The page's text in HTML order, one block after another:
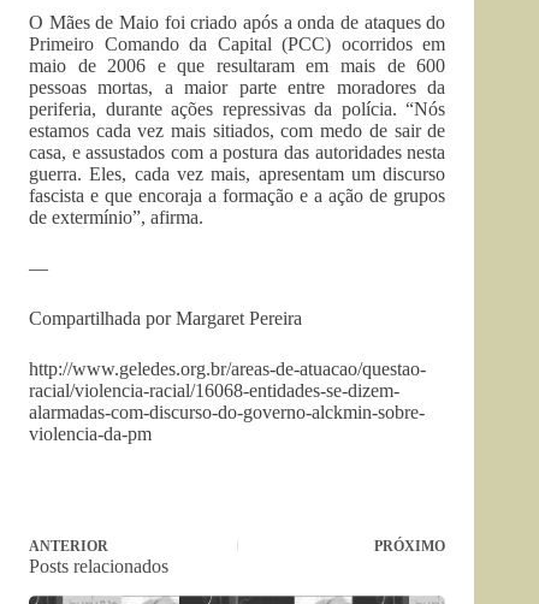
O Mães de Maio foi criado após a onda de ataques do
Primeiro Comando da Capital (PCC) ocorridos em
maio de 2006 e que resultaram em mais de 600
pessoas mortas, a maior parte entre moradores da
periferia, durante ações repressivas da polícia. “Nós
estamos cada vez mais sitiados, com medo de sair de
casa, e assustados com a postura das autoridades nesta
guerra. Eles, cada vez mais, apresentam um discurso
fascista e que encoraja a formação e a ação de grupos
de extermínio”, afirma.
—
Compartilhada por Margaret Pereira
http://www.geledes.org.br/areas-de-atuacao/questao-
racial/violencia-racial/16068-entidades-se-dizem-
alarmadas-com-discurso-do-governo-alckmin-sobre-
violencia-da-pm
ANTERIOR PRÓXIMO
Posts relacionados